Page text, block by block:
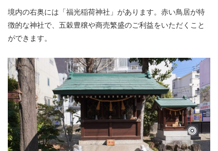
境内の右奥には「福光稲荷神社」があります。赤い鳥居が特
徴的な神社で、五穀豊穣や商売繁盛のご利益をいただくこと
ができます。